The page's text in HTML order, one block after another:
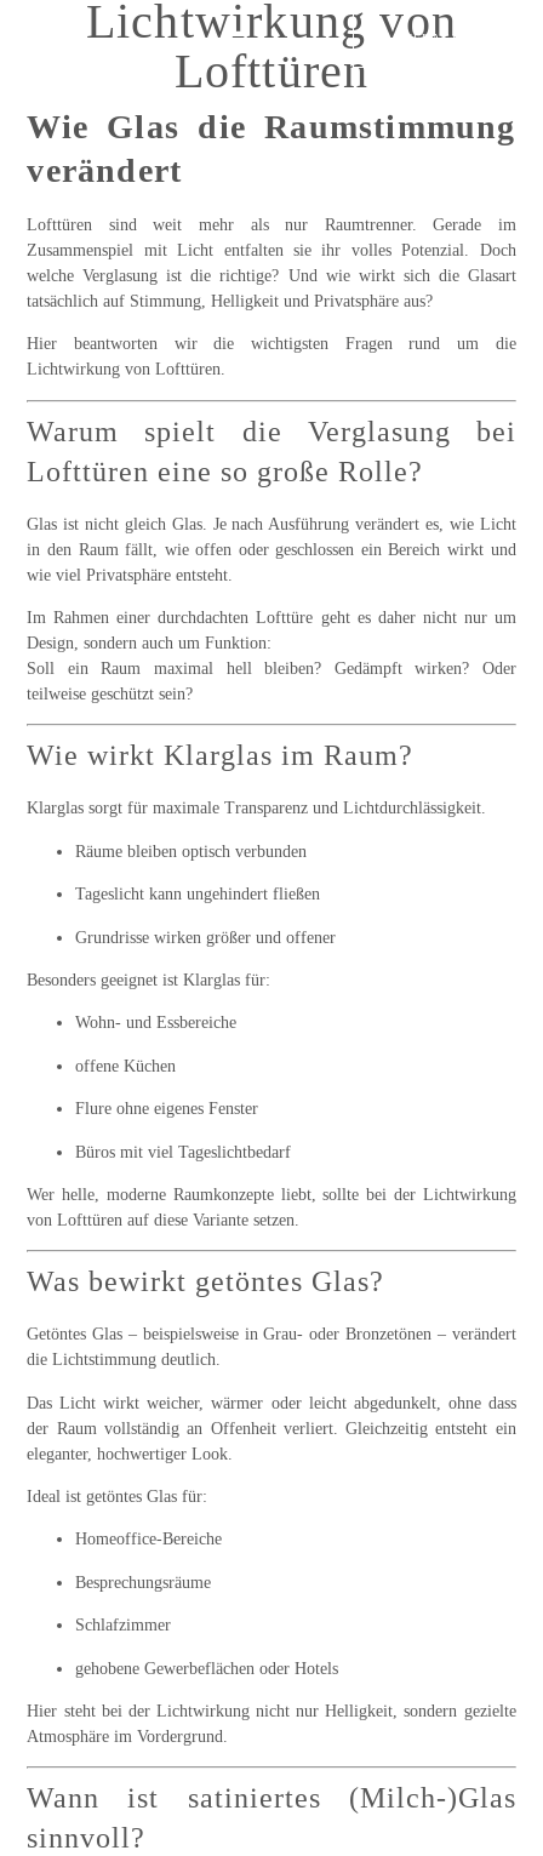
ANFRAGEN
Lichtwirkung von
Lofttüren
Wie Glas die Raumstimmung
verändert
Lofttüren sind weit mehr als nur Raumtrenner. Gerade im
Zusammenspiel mit Licht entfalten sie ihr volles Potenzial. Doch
welche Verglasung ist die richtige? Und wie wirkt sich die Glasart
tatsächlich auf Stimmung, Helligkeit und Privatsphäre aus?
Hier beantworten wir die wichtigsten Fragen rund um die
Lichtwirkung von Lofttüren.
Warum spielt die Verglasung bei
Lofttüren eine so große Rolle?
Glas ist nicht gleich Glas. Je nach Ausführung verändert es, wie Licht
in den Raum fällt, wie offen oder geschlossen ein Bereich wirkt und
wie viel Privatsphäre entsteht.
Im Rahmen einer durchdachtenLofttüre geht es daher nicht nur um
Design, sondern auch um Funktion:
Soll ein Raum maximal hell bleiben? Gedämpft wirken? Oder
teilweise geschützt sein?
Wie wirkt Klarglas im Raum?
Klarglas sorgt für maximale Transparenz und Lichtdurchlässigkeit.
Räume bleiben optisch verbunden
Tageslicht kann ungehindert fließen
Grundrisse wirken größer und offener
Besonders geeignet ist Klarglas für:
Wohn- und Essbereiche
offene Küchen
Flure ohne eigenes Fenster
Büros mit viel Tageslichtbedarf
Wer helle, moderne Raumkonzepte liebt, sollte bei der Lichtwirkung
von Lofttüren auf diese Variante setzen.
Was bewirkt getöntes Glas?
Getöntes Glas – beispielsweise in Grau- oder Bronzetönen – verändert
die Lichtstimmung deutlich.
Das Licht wirkt weicher, wärmer oder leicht abgedunkelt, ohne dass
der Raum vollständig an Offenheit verliert. Gleichzeitig entsteht ein
eleganter, hochwertiger Look.
Ideal ist getöntes Glas für:
Homeoffice-Bereiche
Besprechungsräume
Schlafzimmer
gehobene Gewerbeflächen oder Hotels
Hier steht bei der Lichtwirkungnicht nur Helligkeit, sondern gezielte
Atmosphäre im Vordergrund.
Wann ist satiniertes (Milch-)Glas
sinnvoll?